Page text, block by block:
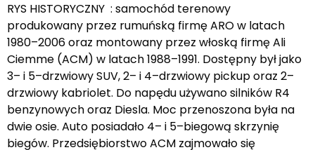
RYS HISTORYCZNY : samochód terenowy
produkowany przez rumuńską firmę ARO w latach
1980–2006 oraz montowany przez włoską firmę Ali
Ciemme (ACM) w latach 1988–1991. Dostępny był jako
3– i 5–drzwiowy SUV, 2– i 4–drzwiowy pickup oraz 2–
drzwiowy kabriolet. Do napędu używano silników R4
benzynowych oraz Diesla. Moc przenoszona była na
dwie osie. Auto posiadało 4– i 5–biegową skrzynię
biegów. Przedsiębiorstwo ACM zajmowało się